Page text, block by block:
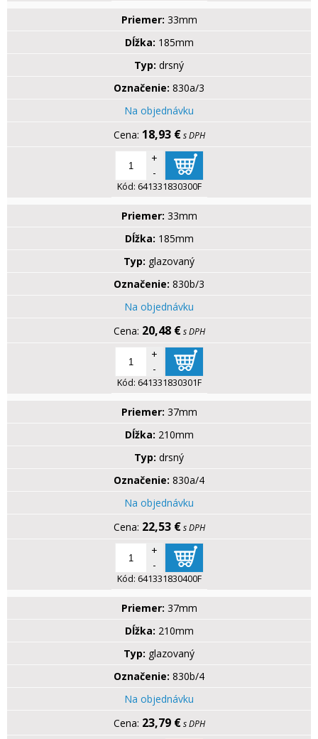
Priemer: 33mm
Dĺžka: 185mm
Typ: drsný
Označenie: 830a/3
Na objednávku
18,93 € s DPH
+
-
Kód: 641331830300F
Priemer: 33mm
Dĺžka: 185mm
Typ: glazovaný
Označenie: 830b/3
Na objednávku
20,48 € s DPH
+
-
Kód: 641331830301F
Priemer: 37mm
Dĺžka: 210mm
Typ: drsný
Označenie: 830a/4
Na objednávku
22,53 € s DPH
+
-
Kód: 641331830400F
Priemer: 37mm
Dĺžka: 210mm
Typ: glazovaný
Označenie: 830b/4
Na objednávku
23,79 € s DPH